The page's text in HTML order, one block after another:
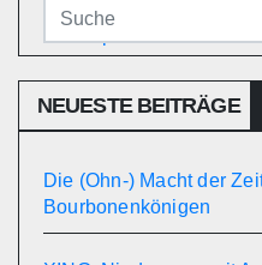
NEUESTE BEITRÄGE
Die (Ohn-) Macht der
Bourbonenkönigen